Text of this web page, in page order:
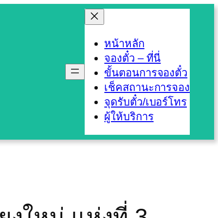
หน้าหลัก
จองตั๋ว – ที่นี่
ขั้นตอนการจองตั๋ว
เช็คสถานะการจอง
จุดรับตั๋ว/เบอร์โทร
ผู้ให้บริการ